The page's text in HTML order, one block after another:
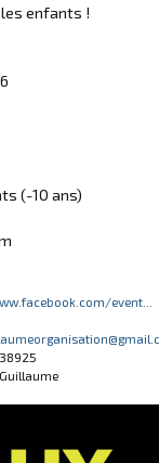
enfants !
(-10 ans)
event...